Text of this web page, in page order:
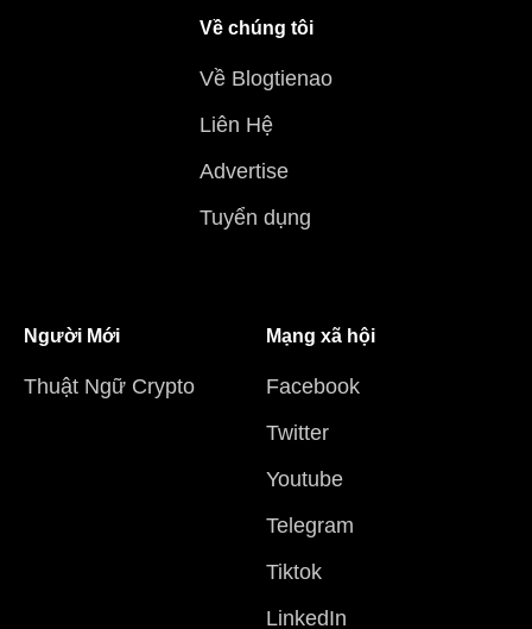
Về chúng tôi
Về Blogtienao
Liên Hệ
Advertise
Tuyển dụng
Người Mới
Thuật Ngữ Crypto
Mạng xã hội
Facebook
Twitter
Youtube
Telegram
Tiktok
LinkedIn